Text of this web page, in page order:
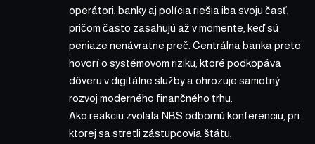
operátori, banky aj polícia riešia iba svoju časť,
pričom často zasahujú až v momente, keď sú
peniaze nenávratne preč. Centrálna banka preto
hovorí o systémovom riziku, ktoré podkopáva
dôveru v digitálne služby a ohrozuje samotný
rozvoj moderného finančného trhu.
Ako reakciu zvolala NBS odbornú konferenciu, pri
ktorej sa stretli zástupcovia štátu,